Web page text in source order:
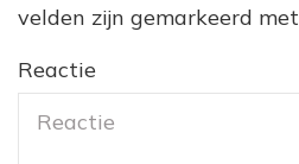
velden zijn gemarkeerd met
Reactie